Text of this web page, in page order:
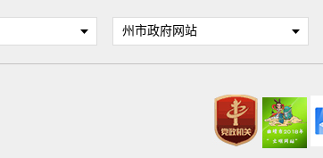
州市政府网站